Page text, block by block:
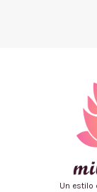
Un estilo